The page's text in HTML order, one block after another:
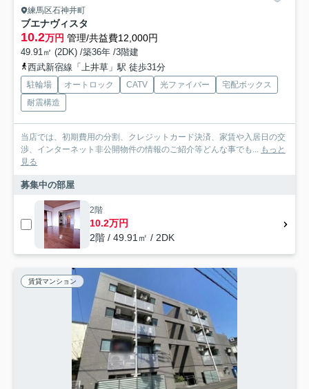
練馬区石神井町
ブエナヴィスタ
10.2万円 管理/共益費12,000円
49.91㎡ (2DK) /築36年 /3階建
西武新宿線「上井草」駅 徒歩31分
駐輪場 オートロック CATV 光ファイバー
宅配ボックス
耐震構造
当店では、初期費用の分割、クレジットカード決済、家賃や入居日の交
渉、インターネット非公開物件の情報のご紹介等どんな事でも... もっと
見る
募集中の部屋
2階
10.2万円
2階 / 49.91㎡ / 2DK
賃貸マンション